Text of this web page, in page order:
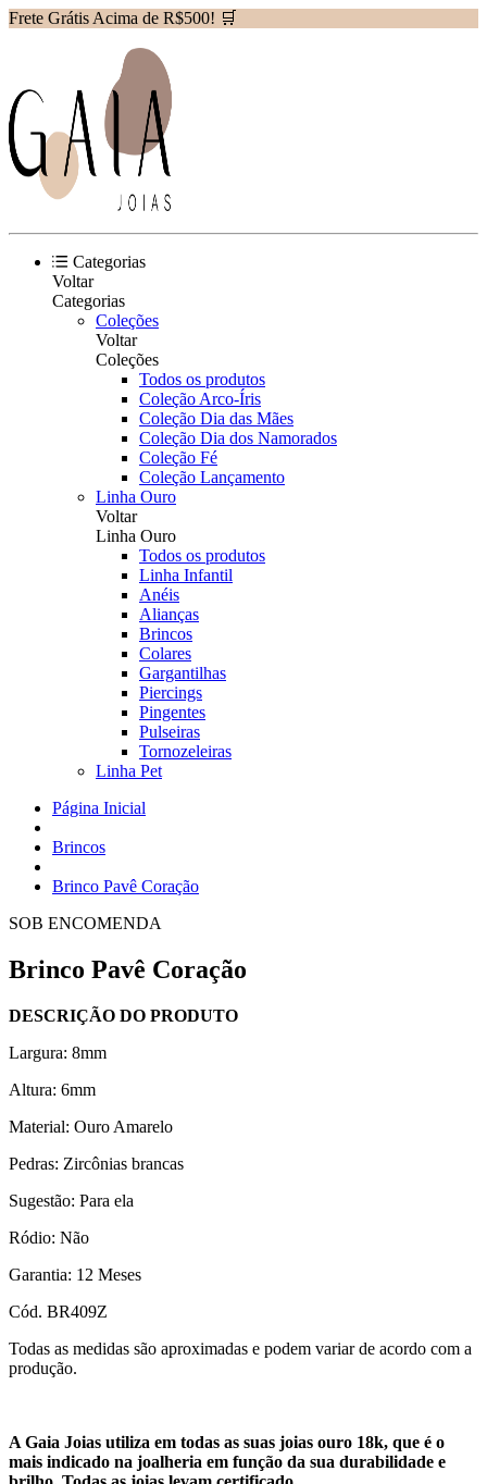
Frete Grátis Acima de R$500! 🛒
Categorias
Voltar
Categorias
Coleções
Voltar
Coleções
Todos os produtos
Coleção Arco-Íris
Coleção Dia das Mães
Coleção Dia dos Namorados
Coleção Fé
Coleção Lançamento
Linha Ouro
Voltar
Linha Ouro
Todos os produtos
Linha Infantil
Anéis
Alianças
Brincos
Colares
Gargantilhas
Piercings
Pingentes
Pulseiras
Tornozeleiras
Linha Pet
Página Inicial
Brincos
Brinco Pavê Coração
SOB ENCOMENDA
Brinco Pavê Coração
DESCRIÇÃO DO PRODUTO
Largura: 8mm
Altura: 6mm
Material: Ouro Amarelo
Pedras: Zircônias brancas
Sugestão: Para ela
Ródio: Não
Garantia: 12 Meses
Cód. BR409Z
Todas as medidas são aproximadas e podem variar de acordo com a
produção.
A Gaia Joias utiliza em todas as suas joias ouro 18k, que é o
mais indicado na joalheria em função da sua durabilidade e